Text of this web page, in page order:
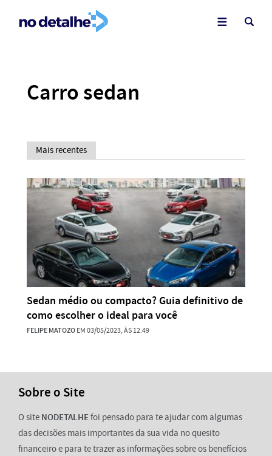
Carro sedan
Mais recentes
Sedan médio ou compacto? Guia definitivo de
como escolher o ideal para você
FELIPE MATOZOEM 03/05/2023, ÀS 12:49
Sobre o Site
O site NODETALHEfoi pensado para te ajudar com algumas
das decisões mais importantes da sua vida no quesito
financeiro e para te trazer as informações sobre os benefícios